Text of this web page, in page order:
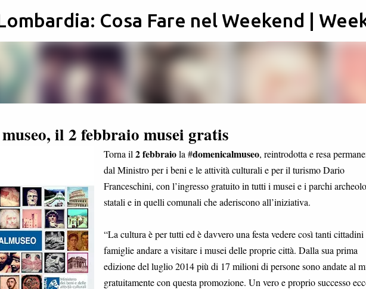
Passa ai contenuti principali
Cosa Fare nel Weekend |
il 2 febbraio musei gratis
Torna il 2 febbraiola #domenicalmuseo, reintrodotta e resa
dal Ministro per i beni e le attività culturali e per il turismo Dario
Franceschini, con l’ingresso gratuito in tutti i musei e i parchi
statali e in quelli comunali che aderiscono all’iniziativa.
“La cultura è per tutti ed è davvero una festa vedere così tanti cittadini
famiglie andare a visitare i musei delle proprie città. Dalla sua prima
edizione del luglio 2014 più di 17 milioni di persone sono andate al
gratuitamente con questa promozione. Un vero e proprio successo